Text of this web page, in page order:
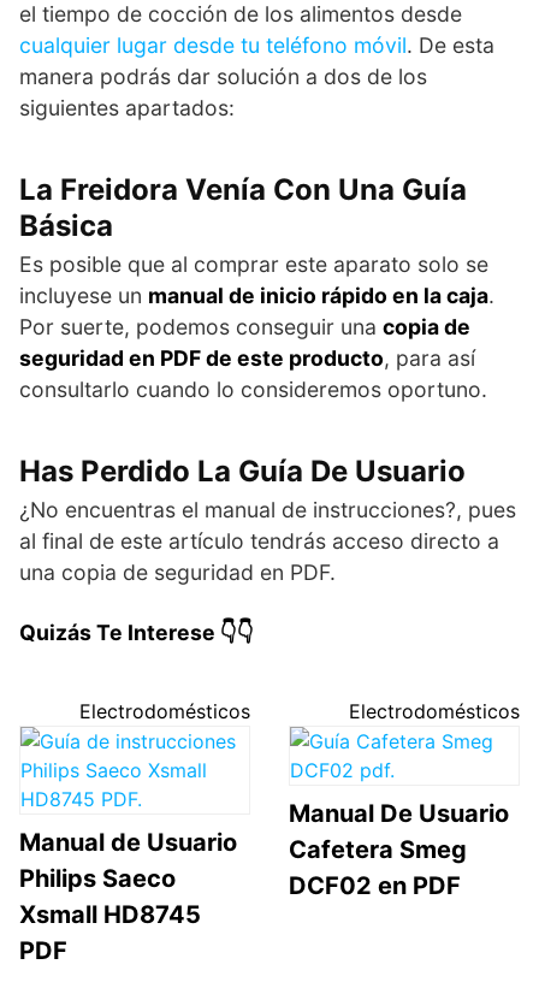
el tiempo de cocción de los alimentos desde
cualquier lugar desde tu teléfono móvil. De esta
manera podrás dar solución a dos de los
siguientes apartados:
La Freidora Venía Con Una Guía
Básica
Es posible que al comprar este aparato solo se
incluyese un manual de inicio rápido en la caja.
Por suerte, podemos conseguir una copia de
seguridad en PDF de este producto, para así
consultarlo cuando lo consideremos oportuno.
Has Perdido La Guía De Usuario
¿No encuentras el manual de instrucciones?, pues
al final de este artículo tendrás acceso directo a
una copia de seguridad en PDF.
Quizás Te Interese 👇👇
Electrodomésticos
Manual de Usuario
Philips Saeco
Xsmall HD8745
PDF
Electrodomésticos
Manual De Usuario
Cafetera Smeg
DCF02 en PDF